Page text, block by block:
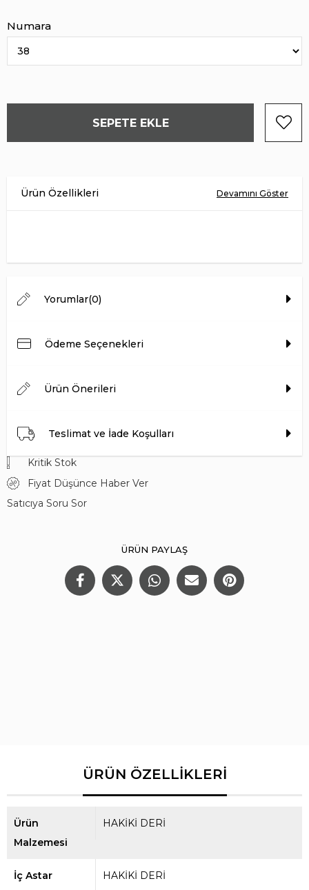
Numara
Menşei
TÜRKİYE
Yorumlar(0)
Ödeme Seçenekleri
Ürün Önerileri
Teslimat ve İade Koşulları
Kritik Stok
Fiyat Düşünce Haber Ver
Satıcıya Soru Sor
ÜRÜN PAYLAŞ
Ürün
Malzemesi
HAKİKİ DERİ
İç Astar HAKİKİ DERİ